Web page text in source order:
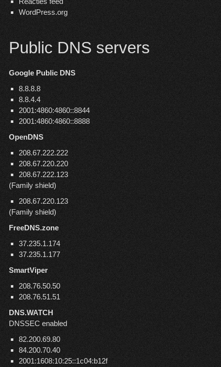
WordPress.org
Public DNS servers
Google Public DNS
8.8.8.8
8.8.4.4
2001:4860:4860::8844
2001:4860:4860::8888
OpenDNS
208.67.222.222
208.67.220.220
208.67.222.123
(Family shield)
208.67.220.123
(Family shield)
FreeDNS.zone
37.235.1.174
37.235.1.177
SmartViper
208.76.50.50
208.76.51.51
DNS.WATCH
DNSSEC enabled
82.200.69.80
84.200.70.40
2001:1608:10:25::1c04:b12f